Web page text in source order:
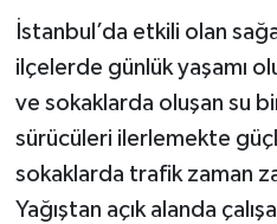
İstanbul’da etkili olan
ilçelerde günlük yaşamı
ve sokaklarda oluşan su
sürücüleri ilerlemekte
sokaklarda trafik zaman
Yağıştan açık alanda